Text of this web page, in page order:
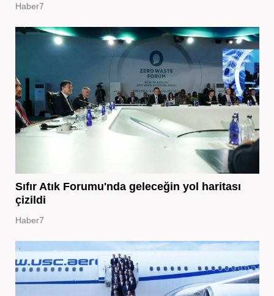
Haber7
Sıfır Atık Forumu'nda geleceğin yol haritası
çizildi
Haber7